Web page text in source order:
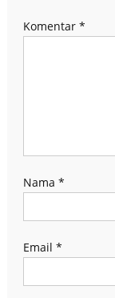
Komentar *
Nama *
Email *